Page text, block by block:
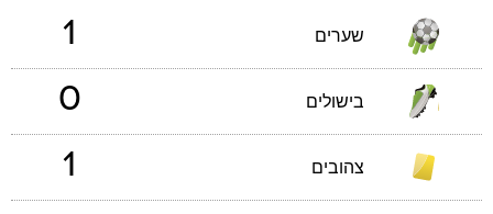
שערים 1
בישולים 0
צהובים 1